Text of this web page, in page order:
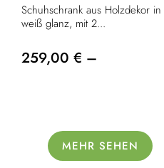
Schuhschrank aus Holzdekor in
weiß glanz, mit 2...
259,00 € –
MEHR SEHEN